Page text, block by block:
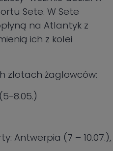
Sete. W Sete
na Atlantyk z
ich z kolei
zlotach żaglowców:
8.05.)
Antwerpia (7 – 10.07.),